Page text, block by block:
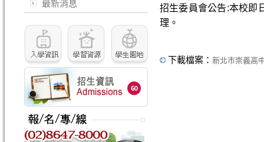
最新消息
招生委員會公告:本校即
理。
下載檔案： 新北市崇義高